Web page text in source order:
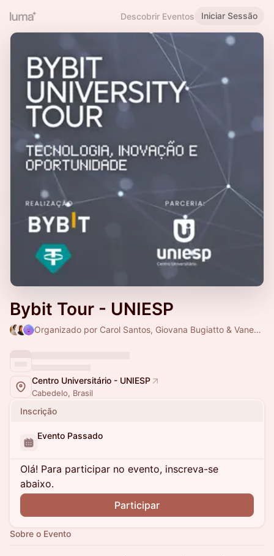
Descobrir Eventos Iniciar Sessão
Bybit Tour - UNIESP
Organizado por Carol Santos, Giovana Bugiatto & Vanessa Dantas
Centro Universitário - UNIESP
Cabedelo, Brasil
Inscrição
Evento Passado
Olá! Para participar no evento, inscreva-se
abaixo.
Participar
Sobre o Evento